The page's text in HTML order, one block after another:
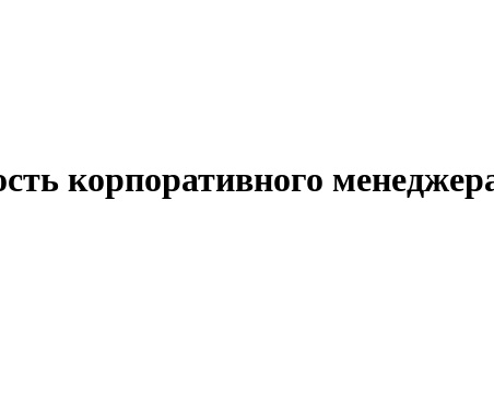
корпоративного